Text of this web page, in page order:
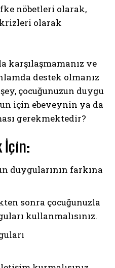
nöbetleri olarak,
olarak
karşılaşmamanız ve
destek olmanız
çocuğunuzun duygu
için ebeveynin ya da
gerekmektedir?
İçin:
duygularının farkına
sonra çocuğunuzla
kullanmalısınız.